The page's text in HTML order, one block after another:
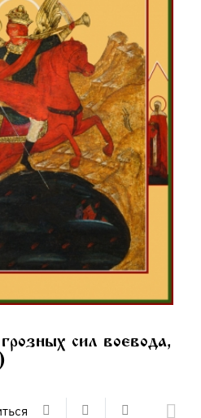
сил воевода,